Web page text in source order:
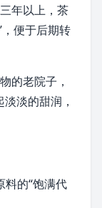
年以上，茶
便于后期转
的老院子，
淡的甜润，
料的“饱满代